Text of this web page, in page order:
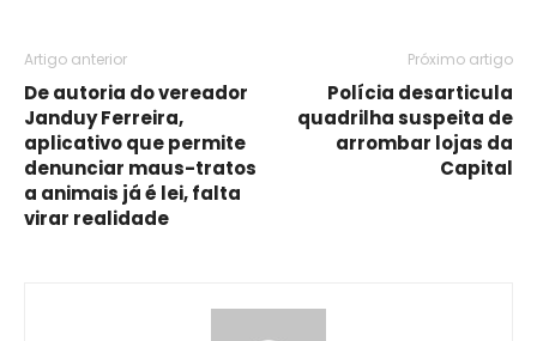
Artigo anterior
De autoria do vereador
Janduy Ferreira,
aplicativo que permite
denunciar maus-tratos
a animais já é lei, falta
virar realidade
Próximo artigo
Polícia desarticula
quadrilha suspeita de
arrombar lojas da
Capital